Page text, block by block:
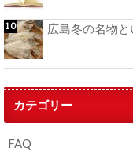
広島冬の名物と
カテゴリー
FAQ